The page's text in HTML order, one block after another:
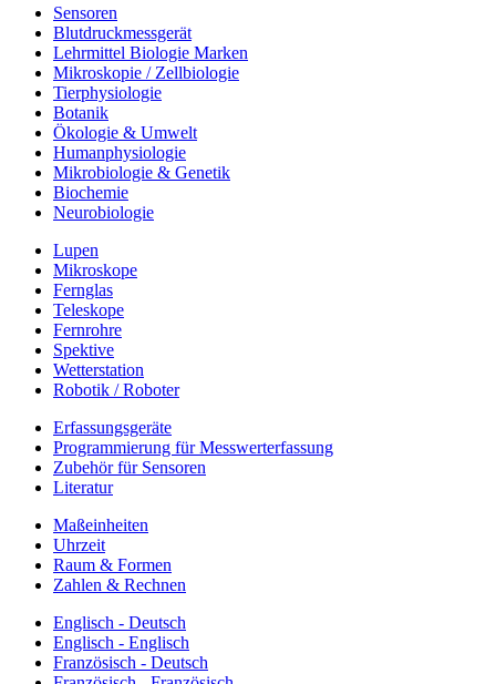
Sensoren
Blutdruckmessgerät
Lehrmittel Biologie Marken
Mikroskopie / Zellbiologie
Tierphysiologie
Botanik
Ökologie & Umwelt
Humanphysiologie
Mikrobiologie & Genetik
Biochemie
Neurobiologie
Lupen
Mikroskope
Fernglas
Teleskope
Fernrohre
Spektive
Wetterstation
Robotik / Roboter
Erfassungsgeräte
Programmierung für Messwerterfassung
Zubehör für Sensoren
Literatur
Maßeinheiten
Uhrzeit
Raum & Formen
Zahlen & Rechnen
Englisch - Deutsch
Englisch - Englisch
Französisch - Deutsch